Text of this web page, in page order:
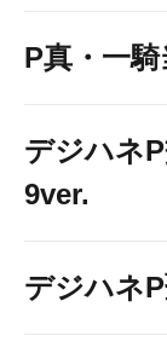
P真・一
デジハネ
9ver.
デジハネ